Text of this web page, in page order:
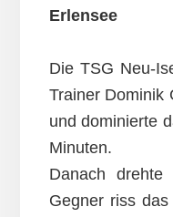
Erlensee
Die TSG Neu-
Trainer Dominik
und dominierte
Minuten.
Danach
Gegner riss